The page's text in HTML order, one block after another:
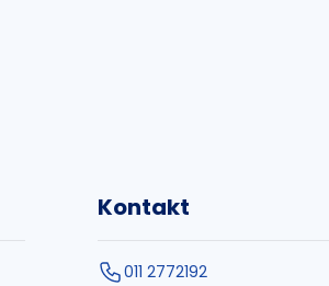
Kontakt
011 2772192